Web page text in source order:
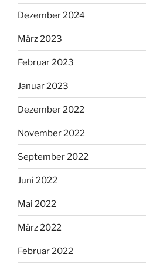
Dezember 2024
März 2023
Februar 2023
Januar 2023
Dezember 2022
November 2022
September 2022
Juni 2022
Mai 2022
März 2022
Februar 2022